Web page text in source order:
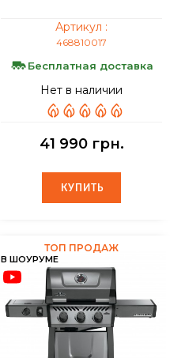
Артикул :
468810017
Бесплатная доставка
Нет в наличии
41 990 грн.
КУПИТЬ
КУПИТЬ
В ШОУРУМЕ
ТОП ПРОДАЖ